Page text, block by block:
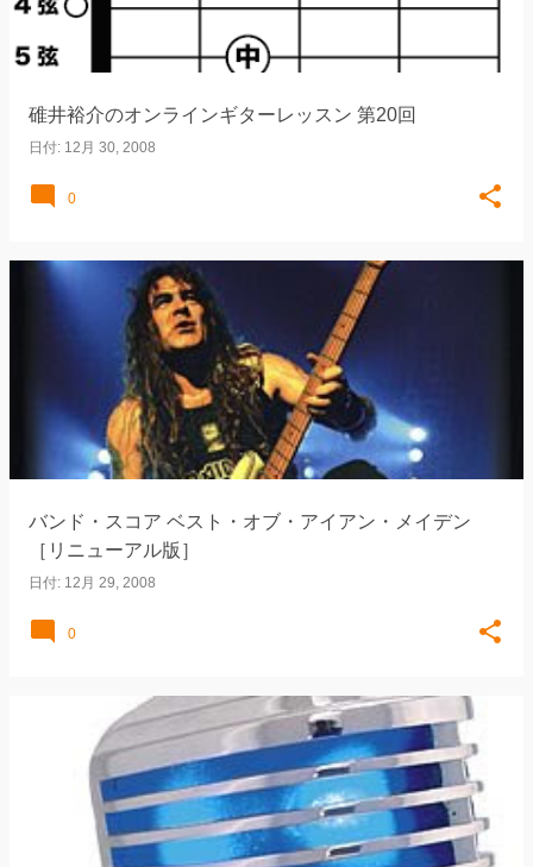
碓井裕介のオンラインギターレッスン 第20回
日付: 12月 30, 2008
0
バンド・スコア ベスト・オブ・アイアン・メイデン
［リニューアル版］
日付: 12月 29, 2008
0